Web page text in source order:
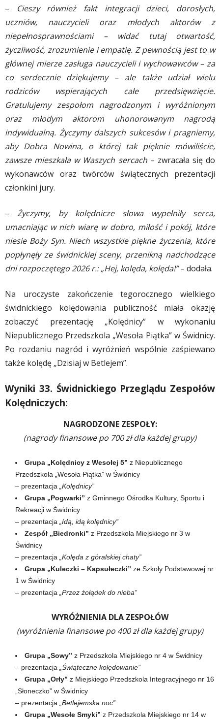
–
Cieszy również fakt integracji dzieci, dorosłych,
uczniów, nauczycieli oraz młodych aktorów z
niepełnosprawnościami – widać tutaj otwartość,
życzliwość, zrozumienie i empatię. Z pewnością jest to w
głównej mierze zasługa nauczycieli i wychowawców – za
co serdecznie dziękujemy – ale także udział wielu
rodziców wspierających całe przedsięwzięcie.
Gratulujemy zespołom nagrodzonym i wyróżnionym
oraz młodym aktorom uhonorowanym nagrodą
indywidualną. Życzymy dalszych sukcesów i pragniemy,
aby Dobra Nowina, o której tak pięknie mówiliście,
zawsze mieszkała w Waszych sercach– zwracała się do
wykonawców oraz twórców świątecznych prezentacji
członkini jury.
– Życzymy, by kolędnicze słowa wypełniły serca,
umacniając w nich wiarę w dobro, miłość i pokój, które
niesie Boży Syn. Niech wszystkie piękne życzenia, które
popłynęły ze świdnickiej sceny, przenikną nadchodzące
dni rozpoczętego 2026 r.: „Hej, kolęda, kolęda!”– dodała.
Na uroczyste zakończenie tegorocznego wielkiego
świdnickiego kolędowania publiczność miała okazję
zobaczyć prezentację „Kolędnicy” w wykonaniu
Niepublicznego Przedszkola „Wesoła Piątka” w Świdnicy.
Po rozdaniu nagród i wyróżnień wspólnie zaśpiewano
także kolędę „Dzisiaj w Betlejem”.
Wyniki 33. Świdnickiego Przeglądu Zespołów
Kolędniczych:
NAGRODZONE ZESPOŁY:
(nagrody finansowe po 700 zł dla każdej grupy)
Grupa „Kolędnicy z Wesołej 5” z Niepublicznego
Przedszkola „Wesoła Piątka” w Świdnicy
– prezentacja
„Kolędnicy”
Grupa „Pogwarki” z Gminnego Ośrodka Kultury, Sportu i
Rekreacji w Świdnicy
– prezentacja
„Idą, idą kolędnicy”
Zespół „Biedronki” z Przedszkola Miejskiego nr 3 w
Świdnicy
– prezentacja
„Kolęda z góralskiej chaty”
Grupa „Kuleczki – Kapsułeczki” ze Szkoły Podstawowej nr
1 w Świdnicy
– prezentacja
„Przez żołądek do nieba”
WYRÓŻNIENIA DLA ZESPOŁÓW
(wyróżnienia finansowe po 400 zł dla każdej grupy)
Grupa „Sowy” z Przedszkola Miejskiego nr 4 w Świdnicy
– prezentacja
„Świąteczne kolędowanie”
Grupa „Orły” z Miejskiego Przedszkola Integracyjnego nr 16
„Słoneczko” w Świdnicy
– prezentacja
„Betlejemska noc”
Grupa „Wesołe Smyki” z Przedszkola Miejskiego nr 14 w